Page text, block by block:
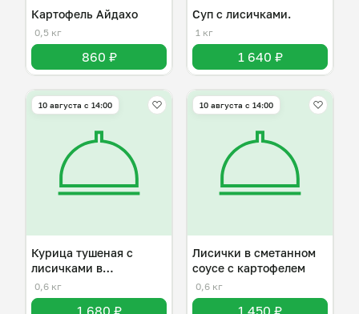
Картофель Айдахо
0,5 кг
860 ₽
Суп с лисичками.
1 кг
1 640 ₽
10 августа с 14:00
Курица тушеная с
лисичками в
сметанном соусе
0,6 кг
1 680 ₽
10 августа с 14:00
Лисички в сметанном
соусе с картофелем
0,6 кг
1 450 ₽